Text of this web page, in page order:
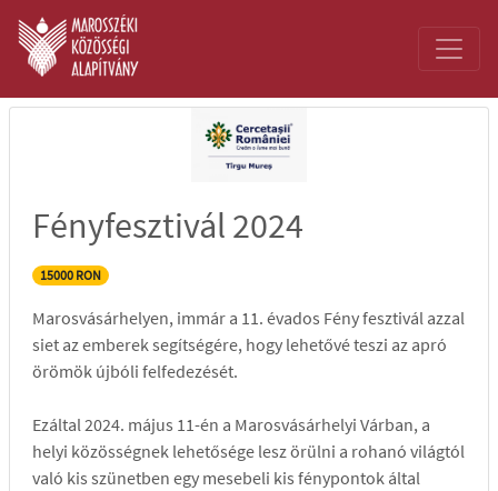
Fényfesztivál 2024
15000 RON
Marosvásárhelyen, immár a 11. évados Fény fesztivál azzal
siet az emberek segítségére, hogy lehetővé teszi az apró
örömök újbóli felfedezését.
Ezáltal 2024. május 11-én a Marosvásárhelyi Várban, a
helyi közösségnek lehetősége lesz örülni a rohanó világtól
való kis szünetben egy mesebeli kis fénypontok által